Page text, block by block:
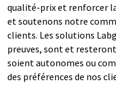
qualité-prix et renforcer
et soutenons notre
clients. Les solutions
preuves, sont et
soient autonomes ou
des préférences de nos